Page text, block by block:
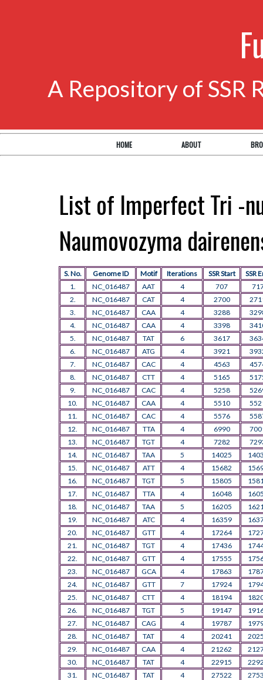
A Repository of SSR
HOME ABOUT
List of Imperfect Tri -
Naumovozyma
S. No. Genome ID Motif Iterations SSR Start
SSR
1.
NC_016487 AAT 4 707
2.
NC_016487 CAT 4 2700
3.
NC_016487 CAA 4 3288
4.
NC_016487 CAA 4 3398
5.
NC_016487 TAT 6 3617
6.
NC_016487 ATG 4 3921
7.
NC_016487 CAC 4 4563
8.
NC_016487 CTT 4 5165
9.
NC_016487 CAC 4 5258
10.
NC_016487 CAA 4 5510
11.
NC_016487 CAC 4 5576
12.
NC_016487 TTA 4 6990
13.
NC_016487 TGT 4 7282
14.
NC_016487 TAA 5 14025
15.
NC_016487 ATT 4 15682
16.
NC_016487 TGT 5 15805
17.
NC_016487 TTA 4 16048
18.
NC_016487 TAA 5 16205
19.
NC_016487 ATC 4 16359
20.
NC_016487 GTT 4 17264
21.
NC_016487 TGT 4 17436
22.
NC_016487 GTT 4 17555
23.
NC_016487 GCA 4 17863
24.
NC_016487 GTT 7 17924
25.
NC_016487 CTT 4 18194
26.
NC_016487 TGT 5 19147
27.
NC_016487 CAG 4 19787
28.
NC_016487 TAT 4 20241
29.
NC_016487 CAA 4 21262
30.
NC_016487 TAT 4 22915
31.
NC_016487 TAT 4 27522